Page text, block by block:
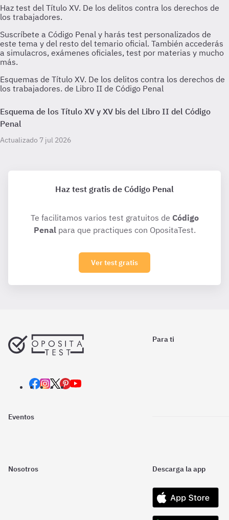
Esquemas de Título XV. De los delitos contra los derechos de
los trabajadores. de Libro II de Código Penal
Esquema de los Título XV y XV bis del Libro II del Código
Penal
Actualizado 7 jul 2026
Haz test gratis de Código Penal
Te facilitamos varios test gratuitos de Código
Penalpara que practiques con OpositaTest.
Ver test gratis
Para ti
Eventos
Nosotros Descarga la app